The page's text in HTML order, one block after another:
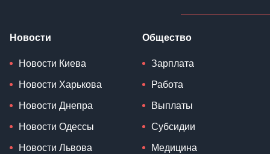
Новости
Новости Киева
Новости Харькова
Новости Днепра
Новости Одессы
Новости Львова
Общество
Зарплата
Работа
Выплаты
Субсидии
Медицина